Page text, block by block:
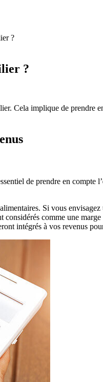
?
?
Cela implique de prendre
de prendre en compte
Si vous envisagez
comme une
intégrés à vos revenus